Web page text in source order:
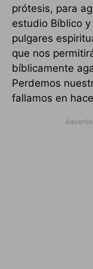
prótesis, para
estudio Bíblico
pulgares
que nos
bíblicamente
Perdemos
fallamos en